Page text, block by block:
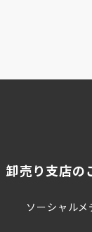
卸売り支店の
ソーシャル